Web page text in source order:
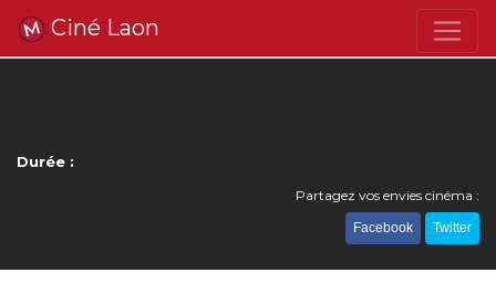
Ciné Laon
Durée :
Partagez vos envies cinéma :
Facebook Twitter